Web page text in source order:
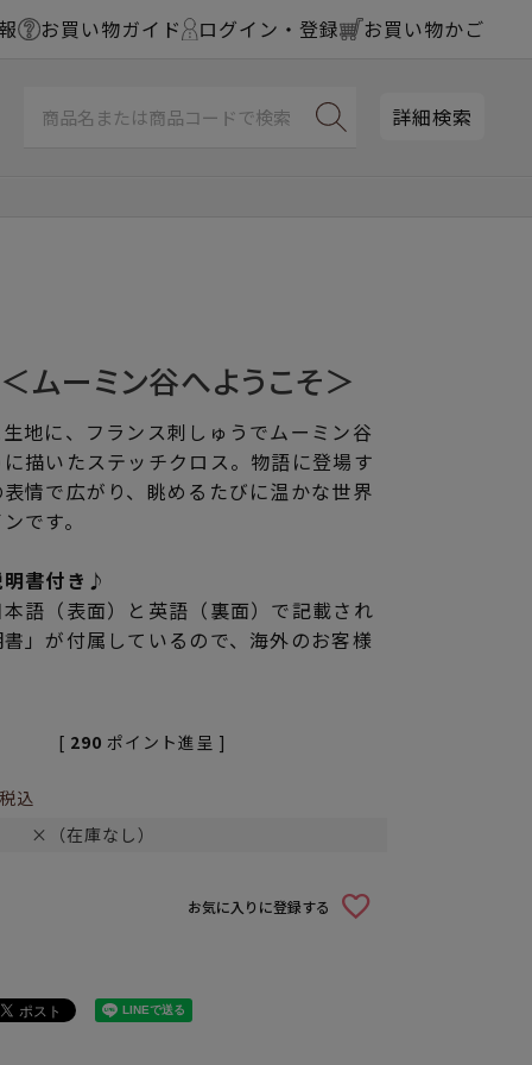
お買い物ガイド ログイン・登録 お買い物かご
詳細検索
ムーミン谷へようこそ＞
地に、フランス刺しゅうでムーミン谷
描いたステッチクロス。物語に登場す
情で広がり、眺めるたびに温かな世界
です。
明書付き♪
語（表面）と英語（裏面）で記載され
」が付属しているので、海外のお客様
税込
[ 290 ポイント進呈 ]
×（在庫なし）
お気に入りに登録する